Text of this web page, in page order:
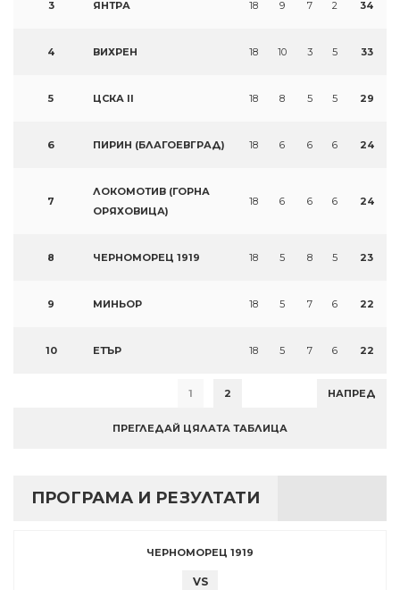
3 ЯНТРА 18 9 7 2 34
4 ВИХРЕН 18 10 3 5 33
5 ЦСКА II 18 8 5 5 29
6 ПИРИН (БЛАГОЕВГРАД) 18 6 6 6 24
7
ЛОКОМОТИВ (ГОРНА
ОРЯХОВИЦА)
18 6 6 6 24
8 ЧЕРНОМОРЕЦ 1919 18 5 8 5 23
9 МИНЬОР 18 5 7 6 22
10 ЕТЪР 18 5 7 6 22
1 2 НАПРЕД
ПРЕГЛЕДАЙ ЦЯЛАТА ТАБЛИЦА
ПРОГРАМА И РЕЗУЛТАТИ
ЧЕРНОМОРЕЦ 1919
VS